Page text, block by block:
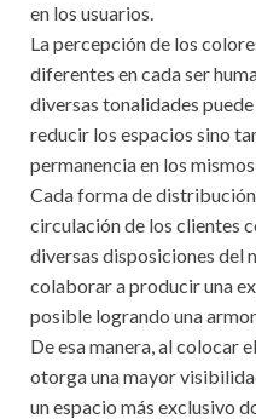
en los usuarios.
La percepción de los
diferentes en cada ser
diversas tonalidades
reducir los espacios sino
permanencia en los
Cada forma de
circulación de los clientes
diversas disposiciones del
colaborar a producir una
posible logrando una
De esa manera, al colocar
otorga una mayor
un espacio más exclusivo